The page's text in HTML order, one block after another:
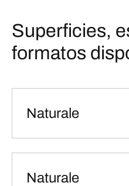
Superficies,
formatos
Naturale
Naturale